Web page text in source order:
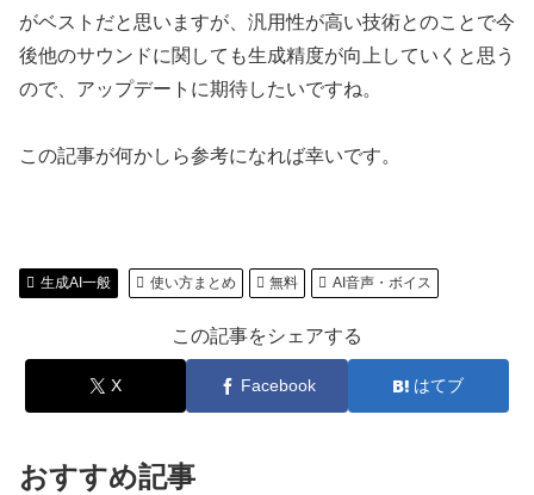
がベストだと思いますが、汎用性が高い技術とのことで今
後他のサウンドに関しても生成精度が向上していくと思う
ので、アップデートに期待したいですね。
この記事が何かしら参考になれば幸いです。
生成AI一般 使い方まとめ 無料 AI音声・ボイス
この記事をシェアする
X Facebook はてブ
おすすめ記事